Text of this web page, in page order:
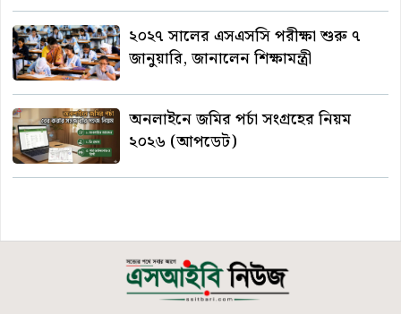
২০২৭ সালের এসএসসি পরীক্ষা শুরু ৭
জানুয়ারি, জানালেন শিক্ষামন্ত্রী
অনলাইনে জমির পর্চা সংগ্রহের নিয়ম
২০২৬ (আপডেট)